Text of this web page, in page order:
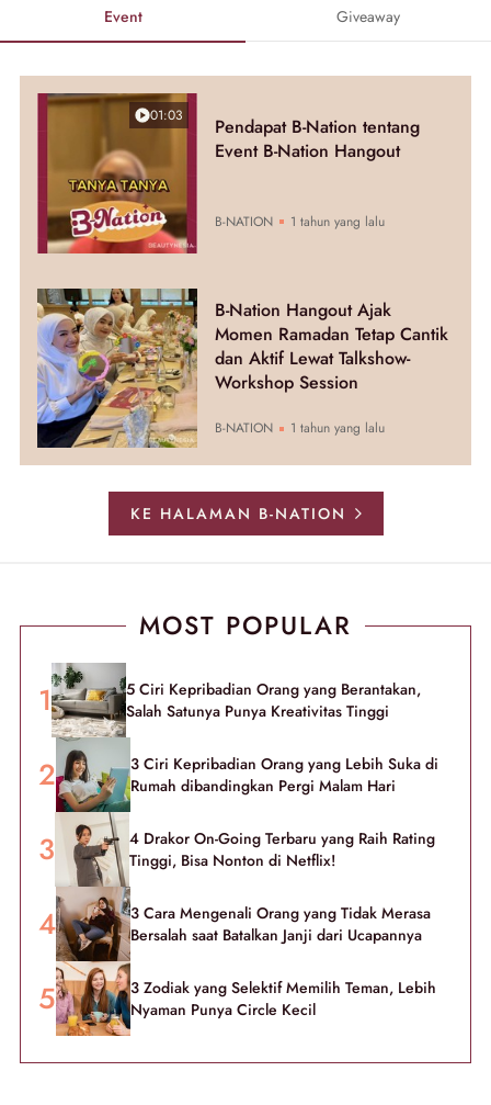
Event Giveaway
01:03
Pendapat B-Nation tentang
Event B-Nation Hangout
B-NATION 1 tahun yang lalu
B-Nation Hangout Ajak
Momen Ramadan Tetap Cantik
dan Aktif Lewat Talkshow-
Workshop Session
B-NATION 1 tahun yang lalu
KE HALAMAN B-NATION
MOST POPULAR
5 Ciri Kepribadian Orang yang Berantakan,
Salah Satunya Punya Kreativitas Tinggi
3 Ciri Kepribadian Orang yang Lebih Suka di
Rumah dibandingkan Pergi Malam Hari
4 Drakor On-Going Terbaru yang Raih Rating
Tinggi, Bisa Nonton di Netflix!
3 Cara Mengenali Orang yang Tidak Merasa
Bersalah saat Batalkan Janji dari Ucapannya
3 Zodiak yang Selektif Memilih Teman, Lebih
Nyaman Punya Circle Kecil